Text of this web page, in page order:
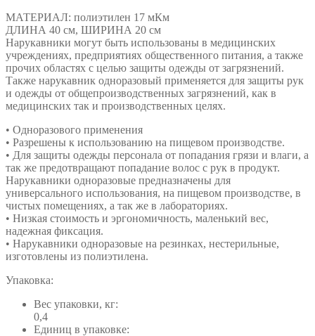
МАТЕРИАЛ: полиэтилен 17 мКм
ДЛИНА 40 см, ШИРИНА 20 см
Нарукавники могут быть использованы в медицинских
учреждениях, предприятиях общественного питания, а также
прочих областях с целью защиты одежды от загрязнений.
Также нарукавник одноразовый применяется для защиты рук
и одежды от общепроизводственных загрязнений, как в
медицинских так и производственных целях.
• Одноразового применения
• Разрешены к использованию на пищевом производстве.
• Для защиты одежды персонала от попадания грязи и влаги, а
так же предотвращают попадание волос с рук в продукт.
Нарукавники одноразовые предназначены для
универсального использования, на пищевом производстве, в
чистых помещениях, а так же в лабораториях.
• Низкая стоимость и эргономичность, маленький вес,
надежная фиксация.
• Нарукавники одноразовые на резинках, нестерильные,
изготовлены из полиэтилена.
Упаковка:
Вес упаковки, кг:
0,4
Единиц в упаковке: